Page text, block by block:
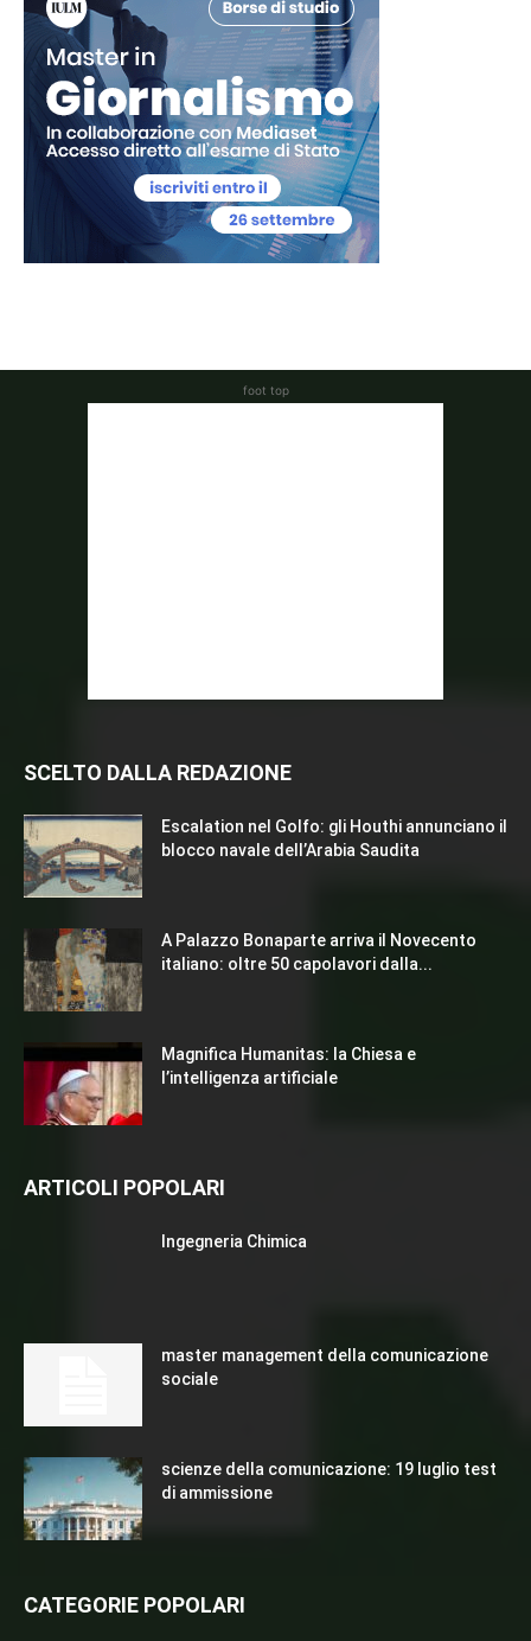
foot top
SCELTO DALLA REDAZIONE
Escalation nel Golfo: gli Houthi annunciano il
blocco navale dell’Arabia Saudita
A Palazzo Bonaparte arriva il Novecento
italiano: oltre 50 capolavori dalla...
Magnifica Humanitas: la Chiesa e
l’intelligenza artificiale
ARTICOLI POPOLARI
Ingegneria Chimica
master management della comunicazione
sociale
scienze della comunicazione: 19 luglio test
di ammissione
CATEGORIE POPOLARI